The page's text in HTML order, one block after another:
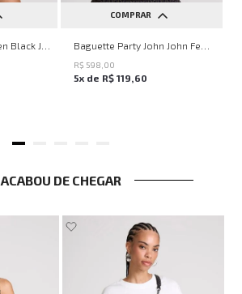
COMPRAR
UN
R$ 598 00
5x de R$ 119 60
ACABOU DE CHEGAR